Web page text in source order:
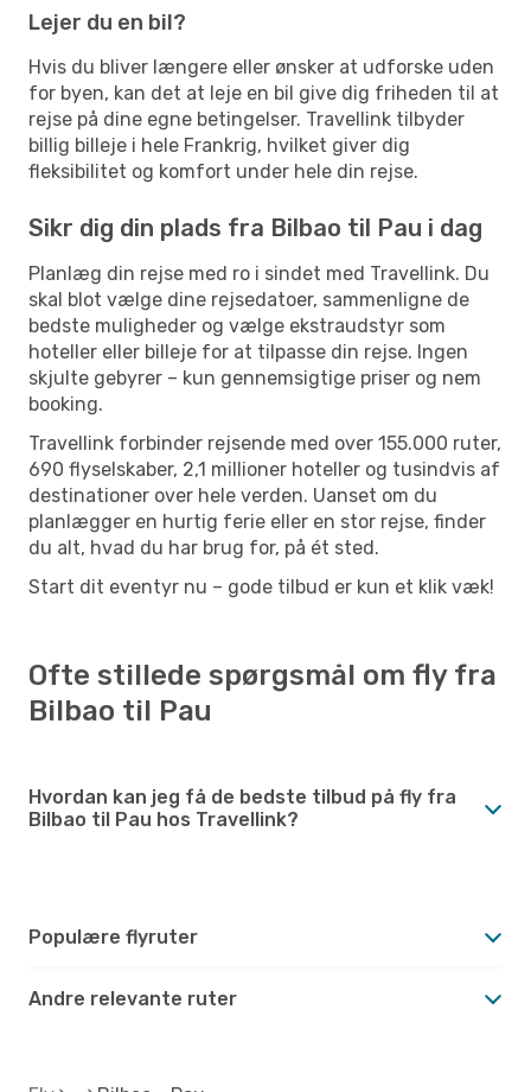
Lejer du en bil?
Hvis du bliver længere eller ønsker at udforske uden
for byen, kan det at leje en bil give dig friheden til at
rejse på dine egne betingelser. Travellink tilbyder
billig billeje i hele Frankrig, hvilket giver dig
fleksibilitet og komfort under hele din rejse.
Sikr dig din plads fra Bilbao til Pau i dag
Planlæg din rejse med ro i sindet med Travellink. Du
skal blot vælge dine rejsedatoer, sammenligne de
bedste muligheder og vælge ekstraudstyr som
hoteller eller billeje for at tilpasse din rejse. Ingen
skjulte gebyrer – kun gennemsigtige priser og nem
booking.
Travellink forbinder rejsende med over 155.000 ruter,
690 flyselskaber, 2,1 millioner hoteller og tusindvis af
destinationer over hele verden. Uanset om du
planlægger en hurtig ferie eller en stor rejse, finder
du alt, hvad du har brug for, på ét sted.
Start dit eventyr nu – gode tilbud er kun et klik væk!
Ofte stillede spørgsmål om fly fra
Bilbao til Pau
Hvordan kan jeg få de bedste tilbud på fly fra
Bilbao til Pau hos Travellink?
Populære flyruter
Andre relevante ruter